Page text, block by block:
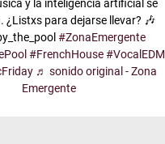
y la inteligencia artificial se
¿Listxs para dejarse llevar? 🎶
#ZonaEmergente
#FrenchHouse #VocalEDM
♬ sonido original - Zona
Emergente